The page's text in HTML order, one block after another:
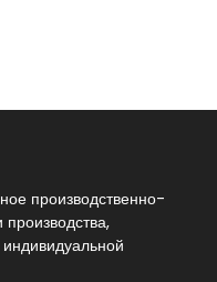
производственно-